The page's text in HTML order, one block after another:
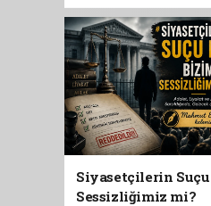
Siyasetçilerin
Sessizliğimiz mi?